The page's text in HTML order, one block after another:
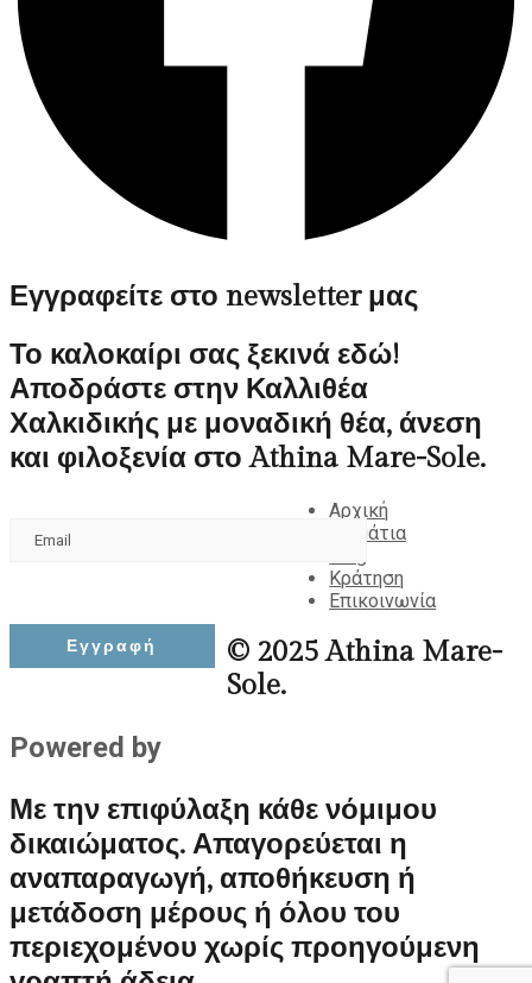
Εγγραφείτε στο newsletter μας
Το καλοκαίρι σας ξεκινά εδώ!
Αποδράστε στην Καλλιθέα
Χαλκιδικής με μοναδική θέα, άνεση
και φιλοξενία στο Athina Mare-Sole.
Αρχική
Δωμάτια
Κράτηση
Επικοινωνία
© 2025 Athina Mare-
Sole.
Powered by
Με την επιφύλαξη κάθε νόμιμου
δικαιώματος. Απαγορεύεται η
αναπαραγωγή, αποθήκευση ή
μετάδοση μέρους ή όλου του
περιεχομένου χωρίς προηγούμενη